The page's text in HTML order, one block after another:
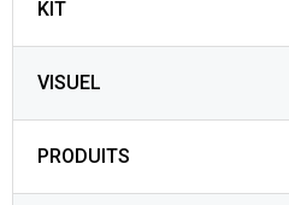
KIT
VISUEL
PRODUITS